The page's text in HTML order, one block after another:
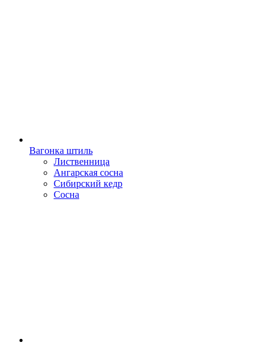
Вагонка штиль
Лиственница
Ангарская сосна
Сибирский кедр
Сосна